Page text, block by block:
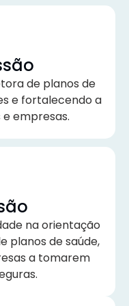
de planos de
e fortalecendo a
empresas.
na orientação
planos de saúde,
a tomarem